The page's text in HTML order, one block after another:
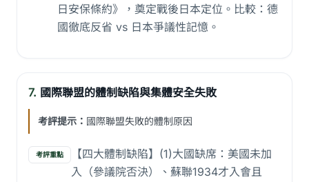
日安保條約》，奠定戰後日本定位。比較：德
國徹底反省 vs 日本爭議性記憶。
7. 國際聯盟的體制缺陷與集體安全失敗
考評提示： 國際聯盟失敗的體制原因
考評重點
【四大體制缺陷】(1)大國缺席：美國未加
入（參議院否決）、蘇聯1934才入會且